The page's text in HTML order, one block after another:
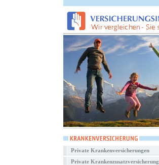
Private Krankenversicherungen
Private Krankenzusatzversicherung